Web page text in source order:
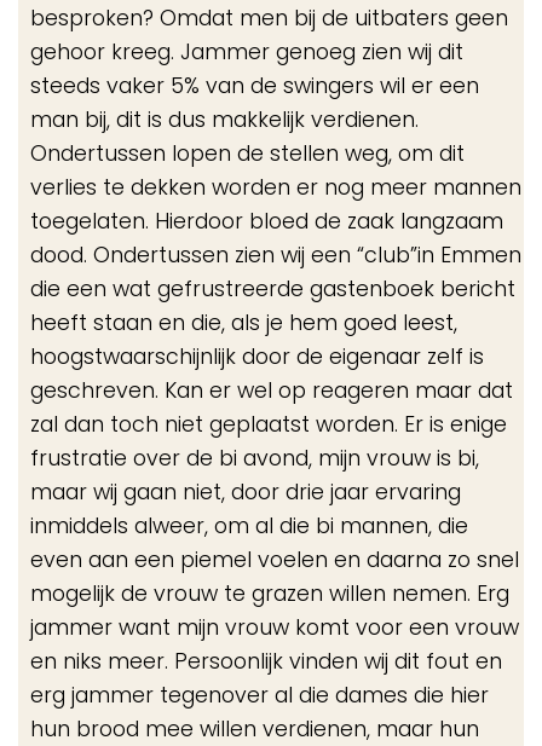
besproken? Omdat men bij de uitbaters geen
gehoor kreeg. Jammer genoeg zien wij dit
steeds vaker 5% van de swingers wil er een
man bij, dit is dus makkelijk verdienen.
Ondertussen lopen de stellen weg, om dit
verlies te dekken worden er nog meer mannen
toegelaten. Hierdoor bloed de zaak langzaam
dood. Ondertussen zien wij een “club”in Emmen
die een wat gefrustreerde gastenboek bericht
heeft staan en die, als je hem goed leest,
hoogstwaarschijnlijk door de eigenaar zelf is
geschreven. Kan er wel op reageren maar dat
zal dan toch niet geplaatst worden. Er is enige
frustratie over de bi avond, mijn vrouw is bi,
maar wij gaan niet, door drie jaar ervaring
inmiddels alweer, om al die bi mannen, die
even aan een piemel voelen en daarna zo snel
mogelijk de vrouw te grazen willen nemen. Erg
jammer want mijn vrouw komt voor een vrouw
en niks meer. Persoonlijk vinden wij dit fout en
erg jammer tegenover al die dames die hier
hun brood mee willen verdienen, maar hun